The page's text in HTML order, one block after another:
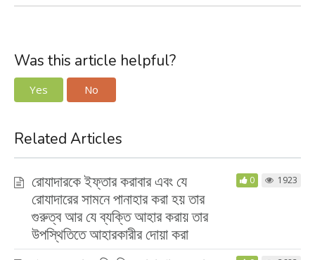
Was this article helpful?
Yes No
Related Articles
রোযাদারকে ইফ্‌তার করাবার এবং যে
রোযাদারের সামনে পানাহার করা হয় তার
গুরুত্ব আর যে ব্যক্তি আহার করায় তার
উপস্থিতিতে আহারকারীর দোয়া করা
0 1923